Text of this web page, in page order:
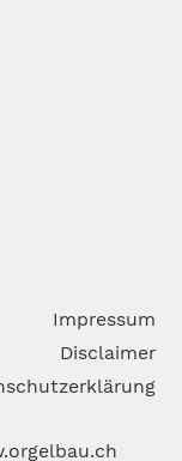
Impressum
Disclaimer